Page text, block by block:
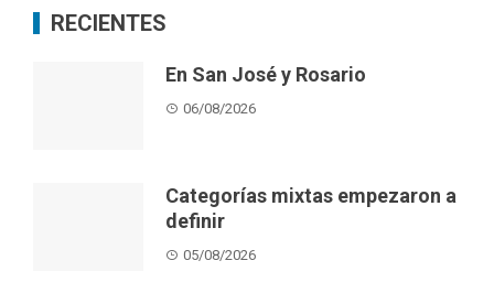
RECIENTES
En San José y Rosario
06/08/2026
Categorías mixtas empezaron a
definir
05/08/2026